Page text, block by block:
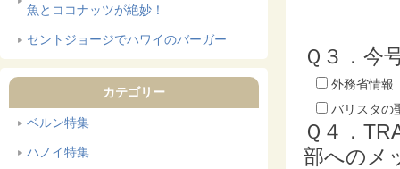
魚とココナッツが絶妙！
セントジョージでハワイのバーガー
カテゴリー
ベルン特集
ハノイ特集
Ｑ３．今
外務省情報
バリスタの
Ｑ４．
部へのメ